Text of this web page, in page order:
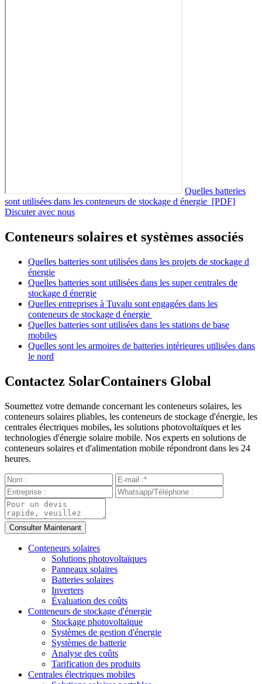
Quelles batteries
sont utilisées dans les conteneurs de stockage d énergie [PDF]
Discuter avec nous
Conteneurs solaires et systèmes associés
Quelles batteries sont utilisées dans les projets de stockage d
énergie
Quelles batteries sont utilisées dans les super centrales de
stockage d énergie
Quelles entreprises à Tuvalu sont engagées dans les
conteneurs de stockage d énergie
Quelles batteries sont utilisées dans les stations de base
mobiles
Quelles sont les armoires de batteries intérieures utilisées dans
le nord
Contactez SolarContainers Global
Soumettez votre demande concernant les conteneurs solaires, les
conteneurs solaires pliables, les conteneurs de stockage d'énergie, les
centrales électriques mobiles, les solutions photovoltaïques et les
technologies d'énergie solaire mobile. Nos experts en solutions de
conteneurs solaires et d'alimentation mobile répondront dans les 24
heures.
Conteneurs solaires
Solutions photovoltaïques
Panneaux solaires
Batteries solaires
Inverters
Évaluation des coûts
Conteneurs de stockage d'énergie
Stockage photovoltaïque
Systèmes de gestion d'énergie
Systèmes de batterie
Analyse des coûts
Tarification des produits
Centrales électriques mobiles